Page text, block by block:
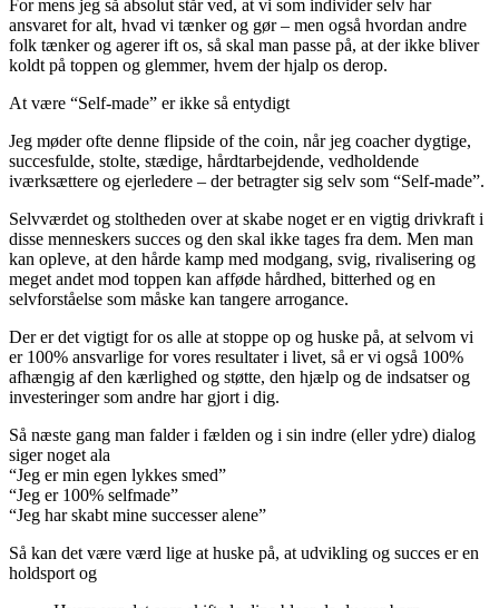
For mens jeg så absolut står ved, at vi som individer selv har
ansvaret for alt, hvad vi tænker og gør – men også hvordan andre
folk tænker og agerer ift os, så skal man passe på, at der ikke bliver
koldt på toppen og glemmer, hvem der hjalp os derop.
At være “Self-made” er ikke så entydigt
Jeg møder ofte denne flipside of the coin, når jeg coacher dygtige,
succesfulde, stolte, stædige, hårdtarbejdende, vedholdende
iværksættere og ejerledere – der betragter sig selv som “Self-made”.
Selvværdet og stoltheden over at skabe noget er en vigtig drivkraft i
disse menneskers succes og den skal ikke tages fra dem. Men man
kan opleve, at den hårde kamp med modgang, svig, rivalisering og
meget andet mod toppen kan afføde hårdhed, bitterhed og en
selvforståelse som måske kan tangere arrogance.
Der er det vigtigt for os alle at stoppe op og huske på, at selvom vi
er 100% ansvarlige for vores resultater i livet, så er vi også 100%
afhængig af den kærlighed og støtte, den hjælp og de indsatser og
investeringer som andre har gjort i dig.
Så næste gang man falder i fælden og i sin indre (eller ydre) dialog
siger noget ala
“Jeg er min egen lykkes smed”
“Jeg er 100% selfmade”
“Jeg har skabt mine successer alene”
Så kan det være værd lige at huske på, at udvikling og succes er en
holdsport og